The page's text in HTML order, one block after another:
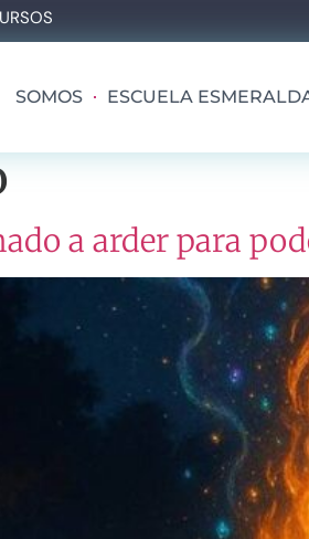
SOMOS ESCUELA
a arder para